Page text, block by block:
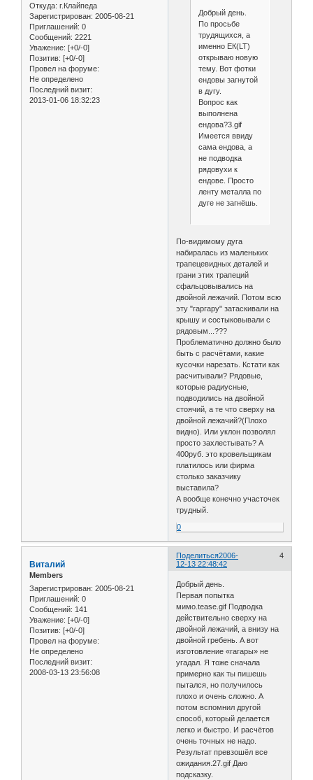
Откуда: г.Клайпеда
Зарегистрирован: 2005-08-21
Приглашений: 0
Сообщений: 2221
Уважение: [+0/-0]
Позитив: [+0/-0]
Провел на форуме:
Не определено
Последний визит:
2013-01-06 18:32:23
Добрый день.
По просьбе
трудящихся, а
именно ЕК(LT)
открываю новую
тему. Вот фотки
ендовы загнутой
в дугу.
Вопрос как
выполнена
ендова?3.gif
Имеется ввиду
сама ендова, а
не подводка
рядовухи к
ендове. Просто
ленту металла по
дуге не загнёшь.
По-видимому дуга
набиралась из маленьких
трапецевидных деталей и
грани этих трапеций
сфальцовывались на
двойной лежачий. Потом всю
эту "гаргару" затаскивали на
крышу и состыковывали с
рядовым...???
Проблематично должно было
быть с расчётами, какие
кусочки нарезать. Кстати как
расчитывали? Рядовые,
которые радиусные,
подводились на двойной
стоячий, а те что сверху на
двойной лежачий?(Плохо
видно). Или уклон позволял
просто захлестывать? А
400руб. это кровельщикам
платилось или фирма
столько заказчику
выставила?
А вообще конечно участочек
трудный.
0
Поделиться 4
2006-
12-13 22:48:42
Виталий
Members
Зарегистрирован: 2005-08-21
Приглашений: 0
Сообщений: 141
Уважение: [+0/-0]
Позитив: [+0/-0]
Провел на форуме:
Не определено
Последний визит:
2008-03-13 23:56:08
Добрый день.
Первая попытка
мимо.tease.gif Подводка
действительно сверху на
двойной лежачий, а внизу на
двойной гребень. А вот
изготовление «гагары» не
угадал. Я тоже сначала
примерно как ты пишешь
пытался, но получилось
плохо и очень сложно. А
потом вспомнил другой
способ, который делается
легко и быстро. И расчётов
очень точных не надо.
Результат превзошёл все
ожидания.27.gif Даю
подсказку.